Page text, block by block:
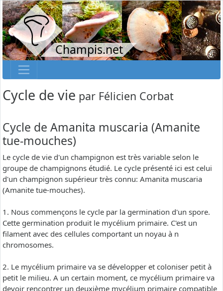
Champis.net
Cycle de vie par Félicien Corbat
Cycle de Amanita muscaria (Amanite
tue-mouches)
Le cycle de vie d'un champignon est très variable selon le
groupe de champignons étudié. Le cycle présenté ici est celui
d'un champignon supérieur très connu: Amanita muscaria
(Amanite tue-mouches).
1. Nous commençons le cycle par la germination d'un spore.
Cette germination produit le mycélium primaire. C'est un
filament avec des cellules comportant un noyau à n
chromosomes.
2. Le mycélium primaire va se développer et coloniser petit à
petit le milieu. A un certain moment, ce mycélium primaire va
devoir rencontrer un deuxième mycélium primaire compatible